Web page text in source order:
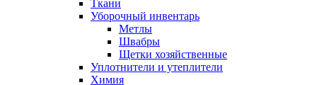
Ткани
Уборочный инвентарь
Метлы
Швабры
Щетки хозяйственные
Уплотнители и утеплители
Химия